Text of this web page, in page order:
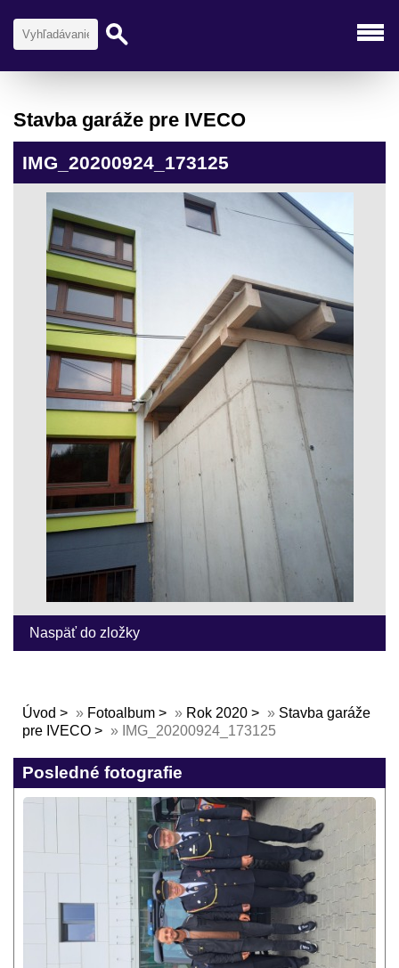
Stavba garáže pre IVECO
IMG_20200924_173125
Naspäť do zložky
Úvod » Fotoalbum » Rok 2020 » Stavba garáže
pre IVECO
» IMG_20200924_173125
Posledné fotografie